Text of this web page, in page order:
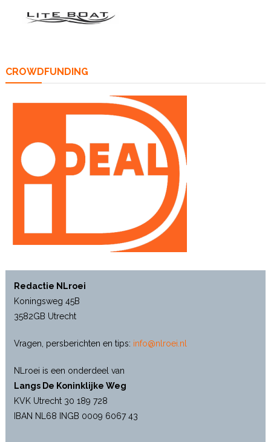
CROWDFUNDING
Redactie NLroei
Koningsweg 45B
3582GB Utrecht
Vragen, persberichten en tips: info@nlroei.nl
NLroei is een onderdeel van
Langs De Koninklijke Weg
KVK Utrecht 30 189 728
IBAN NL68 INGB 0009 6067 43